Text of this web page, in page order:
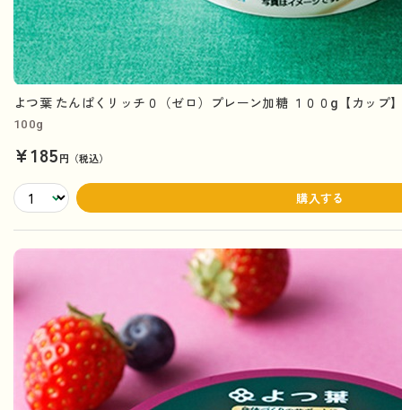
よつ葉 たんぱくリッチ０（ゼロ）プレーン加糖 １００g【カップ
100g
¥185円（税込）
購入する